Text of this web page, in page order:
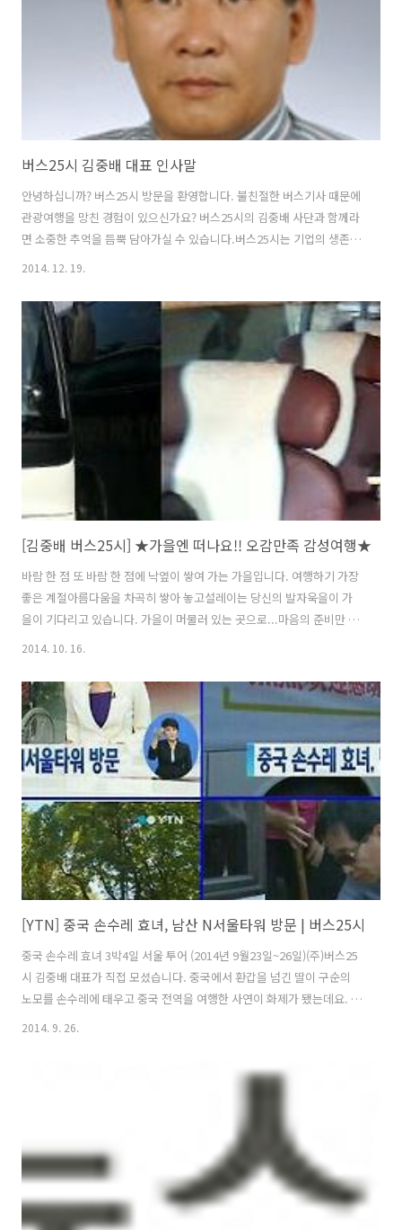
버스25시 김중배 대표 인사말
안녕하십니까? 버스25시 방문을 환영합니다. 불친절한 버스기사 때문에
관광여행을 망친 경험이 있으신가요? 버스25시의 김중배 사단과 함께라
면 소중한 추억을 듬뿍 담아가실 수 있습니다.버스25시는 기업의 생존과
성장이 고객의 선택에 달려 있음을 알고 고객만족을 모든 업무의 판단기
번 더 생각하여, 고객 한분 한분에게 만족하고 감동할 수 있는 관광서비
스를 제공하는 것이 버스25시가 추구하는 경영철학입니다. 김중배와 함
께 즐거운 관광을 만끽하시기 바랍니다. 감사합니다. (주)버스25시 대표
이사 김중배 (주)버스25시2008년 10월28일 설립(2013년 2월1일 법인
전환)된 (주)버스25시는 정부, 공공기관 및 지자체, 대기업, 의료기관 등
..
2014. 12. 19.
[김중배 버스25시] ★가을엔 떠나요!! 오감만족 감성여행★
바람 한 점 또 바람 한 점에 낙옆이 쌓여 가는 가을입니다. 여행하기 가장
좋은 계절아름다움을 차곡히 쌓아 놓고설레이는 당신의 발자욱을이 가
을이 기다리고 있습니다. 가을이 머물러 있는 곳으로...마음의 준비만 하
차종과 골프투어 16인승, 28인승 우등버스로 가족여행, 테마여행, 단체
M.T 및다양한 여행을 준비하세요 최근 20인승 최신형 리무진 버스를 도
입하여 거실 같은 분위기로내외빈 접대에서 VVIP 국빈급 귀빈까지친절
하게 모시고 있습니다. 다녀오신 여행지보다버스25시를 기억해 주시는
고객님들께항상 기쁜 마음으로 부담을 갖고감사하는 마음으로고객님들
을 모시고 ..
2014. 10. 16.
[YTN] 중국 손수레 효녀, 남산 N서울타워 방문 | 버스25시
중국 손수레 효녀 3박4일 서울 투어 (2014년 9월23일~26일)(주)버스25
시 김중배 대표가 직접 모셨습니다. 중국에서 환갑을 넘긴 딸이 구순의
노모를 손수레에 태우고 중국 전역을 여행한 사연이 화제가 됐는데요. 전
세계를 감동시킨 모녀가 한국을 찾아 '효'의 의미를 전했습니다. '효행천
순의 노모가 타고 있습니다. 더 늦기 전에 어머니에게 추억을 선물하고
틋한 효심으로 전 세계를 울린 효녀가 어머니와 함께 우리나라를 찾았습
니다. 손수레 모녀는 경복궁과 남산 N서울 타워 등을 방문하며 한국의 ..
2014. 9. 26.